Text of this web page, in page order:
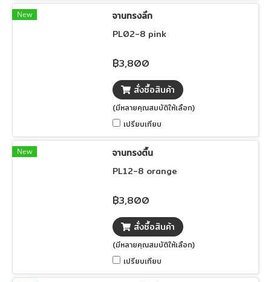
New
จานทรงลึก
PL02-8 pink
฿3,800
สั่งซื้อสินค้า
(มีหลายคุณสมบัติให้เลือก)
เปรียบเทียบ
New
จานทรงตื้น
PL12-8 orange
฿3,800
สั่งซื้อสินค้า
(มีหลายคุณสมบัติให้เลือก)
เปรียบเทียบ